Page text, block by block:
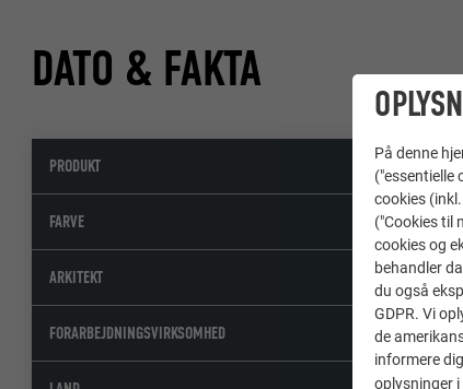
DATO & FAKTA
PRODUKT
FARVE
ARKITEKT
FORARBEJDNINGSVIRKSOMHED
På denne
("essentielle
cookies
("Cookies til
cookies og
behandler
du også
GDPR. Vi
de
informere
oplysninger i